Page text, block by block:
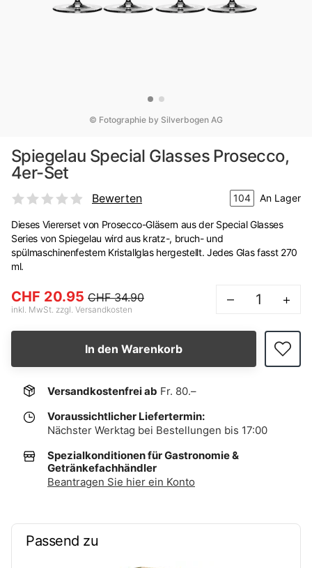
© Fotographie by Silverbogen AG
Spiegelau Special Glasses Prosecco,
4er-Set
Bewerten 104 An Lager
Dieses Viererset von Prosecco-Gläsern aus der Special Glasses
Series von Spiegelau wird aus kratz-, bruch- und
spülmaschinenfestem Kristallglas hergestellt. Jedes Glas fasst 270
ml.
CHF 20.95 CHF 34.90
inkl. MwSt. zzgl. Versandkosten
– +
In den Warenkorb
Versandkostenfrei ab Fr. 80.–
Voraussichtlicher Liefertermin:
Nächster Werktag bei Bestellungen bis 17:00
Spezialkonditionen für Gastronomie &
Getränkefachhändler
Beantragen Sie hier ein Konto
Passend zu